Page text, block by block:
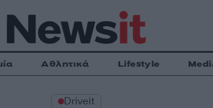
Αθλητικά Lifestyle
Driveit